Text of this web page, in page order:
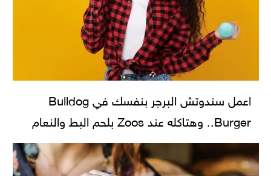
اعمل سندوتش البرجر بنفسك في Bulldog
Burger.. وهتاكله عند Zoos بلحم البط والنعام